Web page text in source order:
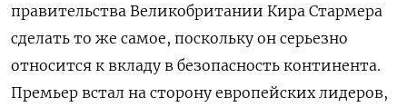
правительства Великобритании Кира Стармера
сделать то же самое, поскольку он серьезно
относится к вкладу в безопасность континента.
Премьер встал на сторону европейских лидеров,